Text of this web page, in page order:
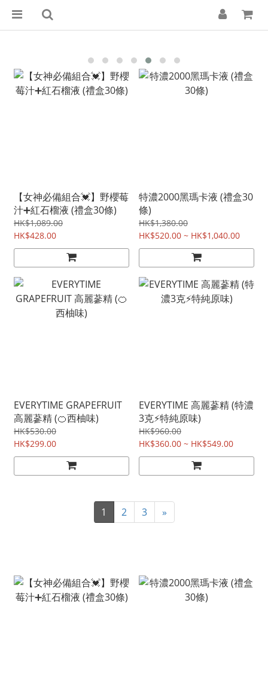
【女神必備組合💓】野櫻莓
汁➕紅石榴液 (禮盒30條)
HK$1,089.00
HK$428.00
特濃2000黑瑪卡液 (禮盒30
條)
HK$1,380.00
HK$520.00 ~ HK$1,040.00
EVERYTIME GRAPEFRUIT
高麗蔘精 (🍊西柚味)
HK$530.00
HK$299.00
EVERYTIME 高麗蔘精 (特濃
3克⚡特純原味)
HK$960.00
HK$360.00 ~ HK$549.00
1 2 3 »